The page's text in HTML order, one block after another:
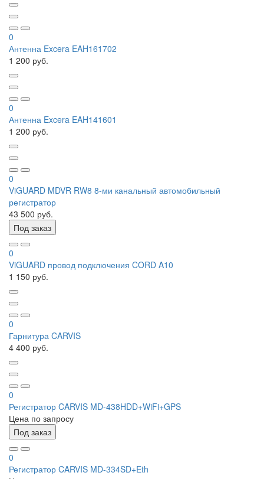
0
Антенна Excera EAH161702
1 200 руб.
0
Антенна Excera EAH141601
1 200 руб.
0
ViGUARD MDVR RW8 8-ми канальный автомобильный
регистратор
43 500 руб.
Под заказ
0
ViGUARD провод подключения CORD A10
1 150 руб.
0
Гарнитура CARVIS
4 400 руб.
0
Регистратор CARVIS MD-438HDD+WiFi+GPS
Цена по запросу
Под заказ
0
Регистратор CARVIS MD-334SD+Eth